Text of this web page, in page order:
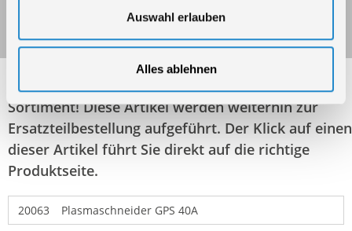
Auswahl erlauben
Alles ablehnen
Folgende Artikel sind nicht mehr in unserem
Sortiment! Diese Artikel werden weiterhin zur
Ersatzteilbestellung aufgeführt. Der Klick auf einen
dieser Artikel führt Sie direkt auf die richtige
Produktseite.
20063 Plasmaschneider GPS 40A